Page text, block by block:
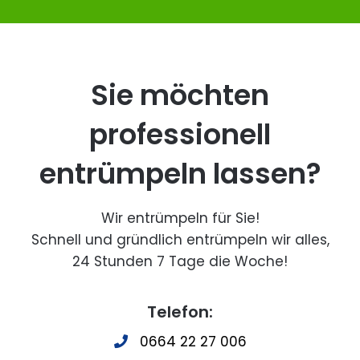
Sie möchten
professionell
entrümpeln lassen?
Wir entrümpeln für Sie!
Schnell und gründlich entrümpeln wir alles,
24 Stunden 7 Tage die Woche!
Telefon:
0664 22 27 006